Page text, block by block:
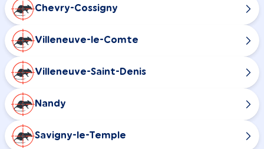
Chevry-Cossigny
Villeneuve-le-Comte
Villeneuve-Saint-Denis
Nandy
Savigny-le-Temple